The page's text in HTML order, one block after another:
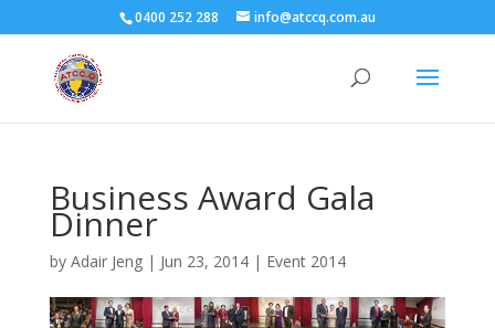
0400 252 288 info@atccq.com.au
Business Award Gala
Dinner
by Adair Jeng| Jun 23, 2014| Event 2014